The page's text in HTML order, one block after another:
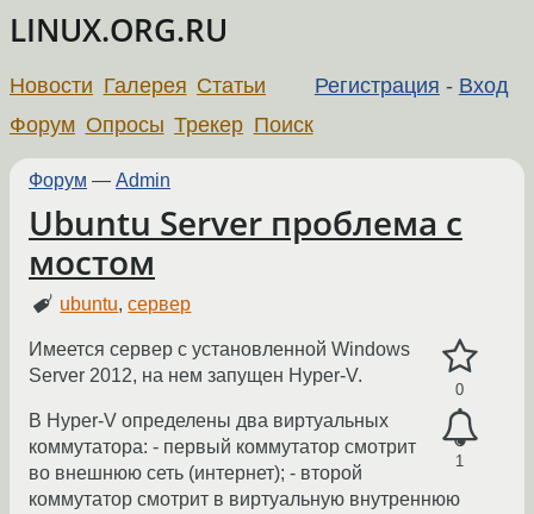
LINUX.ORG.RU
Регистрация - Вход
Новости Галерея Статьи
Форум Опросы Трекер Поиск
Форум — Admin
Ubuntu Server проблема с
мостом
ubuntu,сервер
0
1
Имеется сервер с установленной Windows
Server 2012, на нем запущен Hyper-V.
В Hyper-V определены два виртуальных
коммутатора: - первый коммутатор смотрит
во внешнюю сеть (интернет); - второй
коммутатор смотрит в виртуальную внутреннюю